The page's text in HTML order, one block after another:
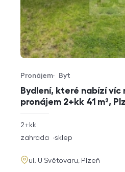
Bydlení, které nabízí víc
pronájem 2+kk 41 m²,
Typ nabídky
Pronájem
Typ nemovitosti
Byt
rozměry
2+kk
funkce
zahrada sklep
adresa
ul. U Světovaru, Plzeň